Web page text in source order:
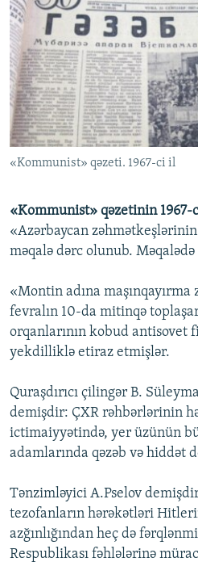
MULTIMEDIA
VIDEO
FOTOQALEREYA
İNFOQRAFIKA
KARIKATURA
RADIO ARXIV
OXU ZALI
AZƏRBAYCAN ƏDƏBIYYATI
İSLAM VƏ DEMOKRATIYA
İZ - MƏDƏNIYYƏT PROQRAMI
HAQQIMIZDA
MISSIYAMIZ
PEŞƏ ETIKASI VƏ JURNALISTIKA
MATERIALLARIMIZDAN ISTIFADƏ
BIZIMLƏ ƏLAQƏ
XƏBƏR BÜLLETENLƏRIMIZ
BIZI IZLƏ
«Kommunist» qəzeti. 1967-ci il
«Kommunist» qəzetinin 1967-
«Azərbaycan
məqalə dərc olunub.
«Montin adına
fevralın 10-da mitinqə
orqanlarının kobud antisovet
yekdilliklə etiraz etmişlər.
Quraşdırıcı çilingər B.
demişdir: ÇXR rəhbərlərinin
ictimaiyyətində, yer üzünün
adamlarında qəzəb və hiddət
Tənzimləyici A.Pselov
tezofanların hərəkətləri
azğınlığından heç də
Respublikası fəhlələrinə